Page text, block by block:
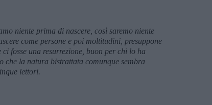
niente prima di nascere, così saremo niente
come persone e poi moltitudini, presuppone
fosse una resurrezione, buon per chi lo ha
che la natura bistrattata comunque sembra
lettori.